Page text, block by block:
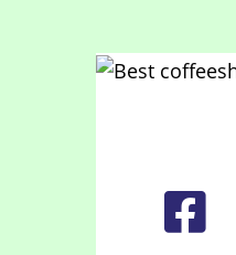
Breadcrumb